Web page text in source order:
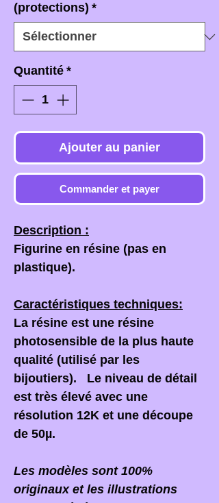
(protections) *
Quantité *
Ajouter au panier
Commander et payer
Description :
Figurine en résine (pas en
plastique).
Caractéristiques techniques:
La résine est une résine
photosensible de la plus haute
qualité (utilisé par les
bijoutiers). Le niveau de détail
est très élevé avec une
résolution 12K et une découpe
de 50µ.
Les modèles sont 100%
originaux et les illustrations